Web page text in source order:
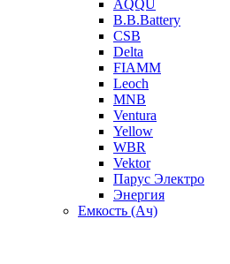
AQQU
B.B.Battery
CSB
Delta
FIAMM
Leoch
MNB
Ventura
Yellow
WBR
Vektor
Парус Электро
Энергия
Емкость (Ач)